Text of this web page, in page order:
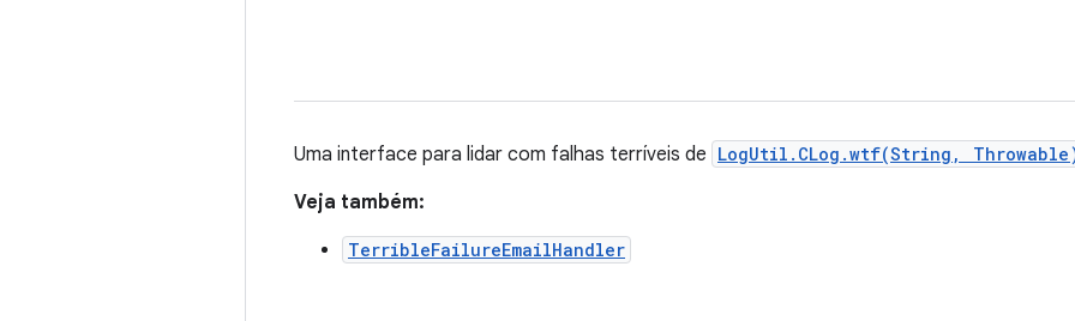
Uma interface para lidar com falhas terríveis de LogUtil.CLog.wtf(String,
Veja também:
TerribleFailureEmailHandler